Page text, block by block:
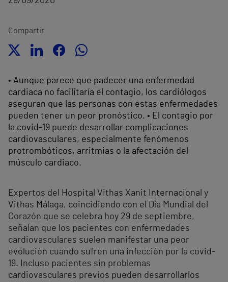
Compartir
• Aunque parece que padecer una enfermedad
cardiaca no facilitaría el contagio, los cardiólogos
aseguran que las personas con estas enfermedades
pueden tener un peor pronóstico. • El contagio por
la covid-19 puede desarrollar complicaciones
cardiovasculares, especialmente fenómenos
protrombóticos, arritmias o la afectación del
músculo cardiaco.
Expertos del Hospital Vithas Xanit Internacional y
Vithas Málaga, coincidiendo con el Día Mundial del
Corazón que se celebra hoy 29 de septiembre,
señalan que los pacientes con enfermedades
cardiovasculares suelen manifestar una peor
evolución cuando sufren una infección por la covid-
19. Incluso pacientes sin problemas
cardiovasculares previos pueden desarrollarlos